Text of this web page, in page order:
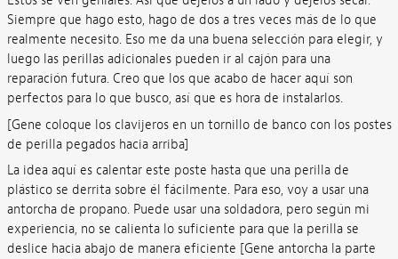
Siempre que hago esto, hago de dos a tres veces más de lo que
realmente necesito. Eso me da una buena selección para elegir, y
luego las perillas adicionales pueden ir al cajón para una
reparación futura. Creo que los que acabo de hacer aquí son
perfectos para lo que busco, así que es hora de instalarlos.
[Gene coloque los clavijeros en un tornillo de banco con los postes
de perilla pegados hacia arriba]
La idea aquí es calentar este poste hasta que una perilla de
plástico se derrita sobre él fácilmente. Para eso, voy a usar una
antorcha de propano. Puede usar una soldadora, pero según mi
experiencia, no se calienta lo suficiente para que la perilla se
deslice hacia abajo de manera eficiente [Gene antorcha la parte